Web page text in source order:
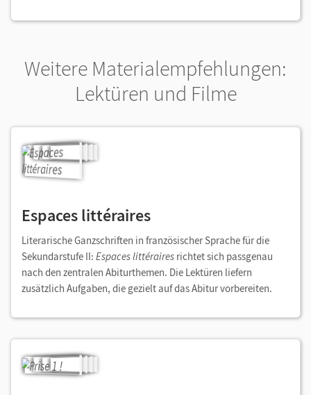
Weitere Materialempfehlungen:
Lektüren und Filme
Espaces littéraires
Literarische Ganzschriften in französischer Sprache für die
Sekundarstufe II: Espaces littéraires richtet sich passgenau
nach den zentralen Abiturthemen. Die Lektüren liefern
zusätzlich Aufgaben, die gezielt auf das Abitur vorbereiten.